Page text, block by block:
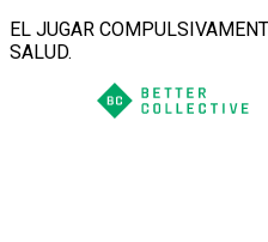
EL JUGAR
SALUD.